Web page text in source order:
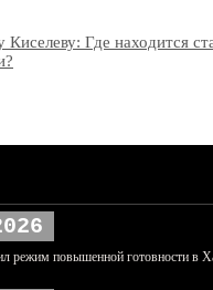
Где находится
режим повышенной готовности в